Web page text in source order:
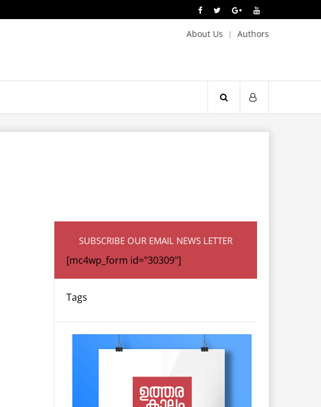
About Us Authors
SUBSCRIBE OUR EMAIL NEWS LETTER
[mc4wp_form id="30309"]
Tags